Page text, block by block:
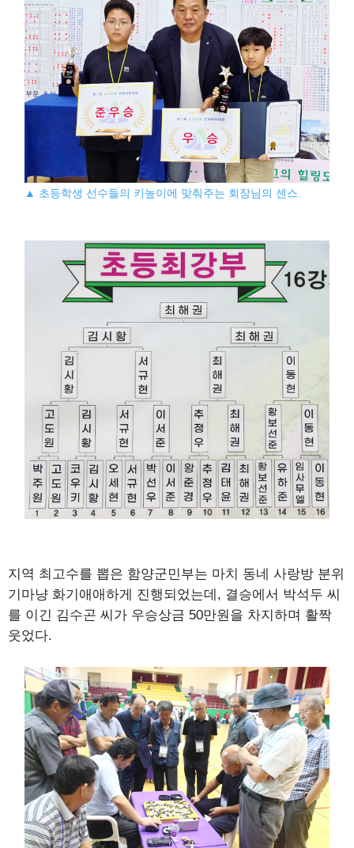
▲ 초등학생 선수들의 키높이에 맞춰주는 회장님의 센스.
지역 최고수를 뽑은 함양군민부는 마치 동네 사랑방 분위
기마냥 화기애애하게 진행되었는데, 결승에서 박석두 씨
를 이긴 김수곤 씨가 우승상금 50만원을 차지하며 활짝
웃었다.